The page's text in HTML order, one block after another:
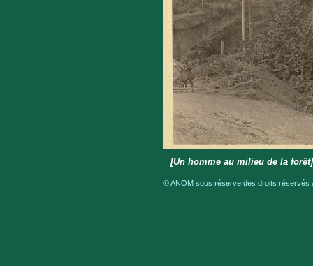
[Un homme au milieu de la
© ANOM sous réserve des droits réservés